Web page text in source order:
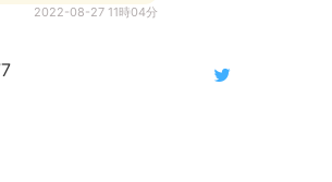
2022-08-27 11時04分